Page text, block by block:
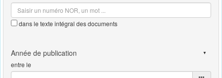
dans le texte intégral des documents
entre le